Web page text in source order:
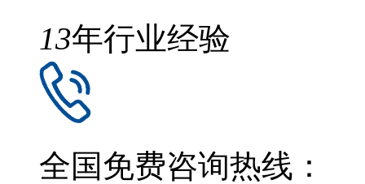
13年行业经验
全国免费咨询热线：